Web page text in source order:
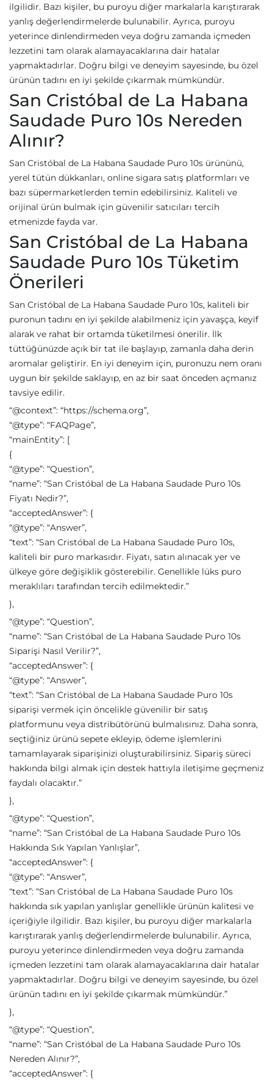
ilgilidir. Bazı kişiler, bu puroyu diğer markalarla karıştırarak
yanlış değerlendirmelerde bulunabilir. Ayrıca, puroyu
yeterince dinlendirmeden veya doğru zamanda içmeden
lezzetini tam olarak alamayacaklarına dair hatalar
yapmaktadırlar. Doğru bilgi ve deneyim sayesinde, bu özel
ürünün tadını en iyi şekilde çıkarmak mümkündür.
San Cristóbal de La Habana
Saudade Puro 10s Nereden
Alınır?
San Cristóbal de La Habana Saudade Puro 10s ürününü,
yerel tütün dükkanları, online sigara satış platformları ve
bazı süpermarketlerden temin edebilirsiniz. Kaliteli ve
orijinal ürün bulmak için güvenilir satıcıları tercih
etmenizde fayda var.
San Cristóbal de La Habana
Saudade Puro 10s Tüketim
Önerileri
San Cristóbal de La Habana Saudade Puro 10s, kaliteli bir
puronun tadını en iyi şekilde alabilmeniz için yavaşça, keyif
alarak ve rahat bir ortamda tüketilmesi önerilir. İlk
tüttüğünüzde açık bir tat ile başlayıp, zamanla daha derin
aromalar geliştirir. En iyi deneyim için, puronuzu nem oranı
uygun bir şekilde saklayıp, en az bir saat önceden açmanız
tavsiye edilir.
“@context”: “https://schema.org”,
“@type”: “FAQPage”,
“mainEntity”: [
{
“@type”: “Question”,
“name”: “San Cristóbal de La Habana Saudade Puro 10s
Fiyatı Nedir?”,
“acceptedAnswer”: {
“@type”: “Answer”,
“text”: “San Cristóbal de La Habana Saudade Puro 10s,
kaliteli bir puro markasıdır. Fiyatı, satın alınacak yer ve
ülkeye göre değişiklik gösterebilir. Genellikle lüks puro
meraklıları tarafından tercih edilmektedir.”
},
“@type”: “Question”,
“name”: “San Cristóbal de La Habana Saudade Puro 10s
Siparişi Nasıl Verilir?”,
“acceptedAnswer”: {
“@type”: “Answer”,
“text”: “San Cristóbal de La Habana Saudade Puro 10s
siparişi vermek için öncelikle güvenilir bir satış
platformunu veya distribütörünü bulmalısınız. Daha sonra,
seçtiğiniz ürünü sepete ekleyip, ödeme işlemlerini
tamamlayarak siparişinizi oluşturabilirsiniz. Sipariş süreci
hakkında bilgi almak için destek hattıyla iletişime geçmeniz
faydalı olacaktır.”
},
“@type”: “Question”,
“name”: “San Cristóbal de La Habana Saudade Puro 10s
Hakkında Sık Yapılan Yanlışlar”,
“acceptedAnswer”: {
“@type”: “Answer”,
“text”: “San Cristóbal de La Habana Saudade Puro 10s
hakkında sık yapılan yanlışlar genellikle ürünün kalitesi ve
içeriğiyle ilgilidir. Bazı kişiler, bu puroyu diğer markalarla
karıştırarak yanlış değerlendirmelerde bulunabilir. Ayrıca,
puroyu yeterince dinlendirmeden veya doğru zamanda
içmeden lezzetini tam olarak alamayacaklarına dair hatalar
yapmaktadırlar. Doğru bilgi ve deneyim sayesinde, bu özel
ürünün tadını en iyi şekilde çıkarmak mümkündür.”
},
“@type”: “Question”,
“name”: “San Cristóbal de La Habana Saudade Puro 10s
Nereden Alınır?”,
“acceptedAnswer”: {